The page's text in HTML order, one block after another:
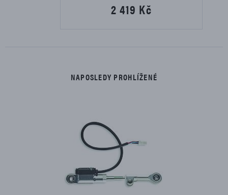
2 419 Kč
NAPOSLEDY PROHLÍŽENÉ